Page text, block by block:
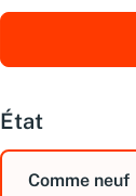
État
Comme neuf